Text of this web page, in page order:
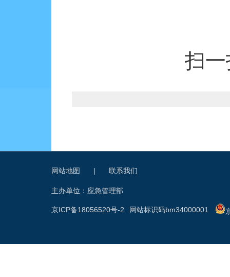
扫
网站地图 | 联系我们
主办单位：应急管理部
网站标识码bm34000001
京ICP备18056520号-2